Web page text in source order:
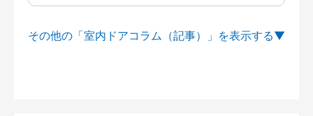
その他の「室内ドアコラム（記事）」を